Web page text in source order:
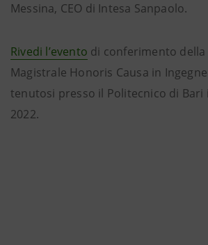
Messina, CEO di Intesa Sanpaolo.
Rivedi l’evento di conferimento della
Magistrale Honoris Causa in
tenutosi presso il Politecnico di Bari
2022.